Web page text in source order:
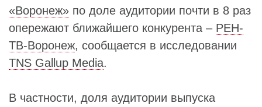
«Воронеж» по доле аудитории почти в 8 раз
опережают ближайшего конкурента – РЕН-
ТВ-Воронеж, сообщается в исследовании
TNS Gallup Media.
В частности, доля аудитории выпуска